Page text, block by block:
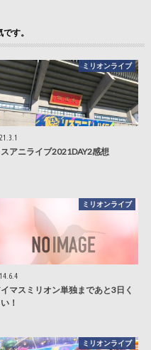
す。
ミリオンライブ
スアニライブ2021DAY2感想
ミリオンライブ
マスミリオン単独まであと3日く
！
ミリオンライブ